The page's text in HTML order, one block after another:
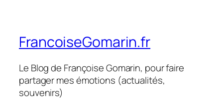
FrancoiseGomarin.fr
Le Blog de Françoise Gomarin, pour faire
partager mes émotions (actualités,
souvenirs)